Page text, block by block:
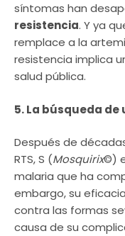
síntomas han
resistencia. Y ya
remplace a la
resistencia implica
salud pública.
5. La búsqueda
Después de
RTS, S (Mosquirix©)
malaria que ha
embargo, su
contra las formas
causa de su